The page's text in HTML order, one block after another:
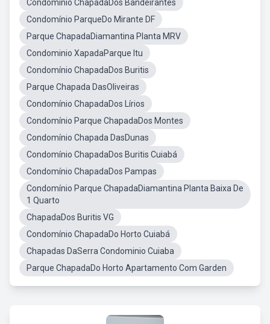
Condomínio ChapadaDos Bandeirantes
Condomínio ParqueDo Mirante DF
Parque ChapadaDiamantina Planta MRV
Condominio XapadaParque Itu
Condomínio ChapadaDos Buritis
Parque Chapada DasOliveiras
Condomínio ChapadaDos Lírios
Condomínio Parque ChapadaDos Montes
Condomínio Chapada DasDunas
Condomínio ChapadaDos Buritis Cuiabá
Condomínio ChapadaDos Pampas
Condomínio Parque ChapadaDiamantina Planta Baixa De
1 Quarto
ChapadaDos Buritis VG
Condomínio ChapadaDo Horto Cuiabá
Chapadas DaSerra Condominio Cuiaba
Parque ChapadaDo Horto Apartamento Com Garden